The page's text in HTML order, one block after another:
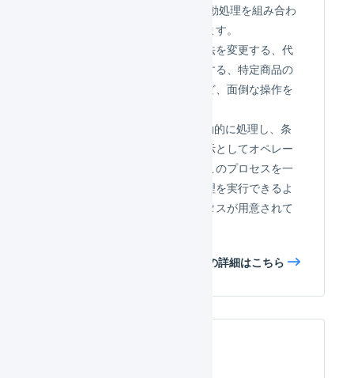
60以上の条件と、30以上の自動処理を組み合わ
せて、定型業務を自動化できます。
例えば、離島地域のみ配送方法を変更する、代
金引換の場合に手数料を加算する、特定商品の
購入時に明細行を追加するなど、面倒な操作を
LOGILESSは、受注情報を自動的に処理し、条
件が整った出荷伝票を出荷指示としてオペレー
ター（倉庫）に連携します。このプロセスを一
時的に中断し、手動による処理を実行できるよ
う「確認待ち」というステータスが用意されて
受注伝票のマクロの詳細はこちら